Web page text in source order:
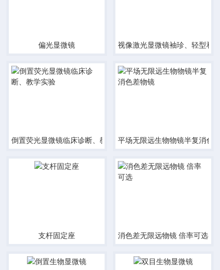
偏光显微镜 视像激光显微镜袖珍、轻型和
倒置荧光显微镜临床诊断、教学实验平场无限远生物物镜半复消色
支杆固定座 消色差无限远物镜 倍率可选